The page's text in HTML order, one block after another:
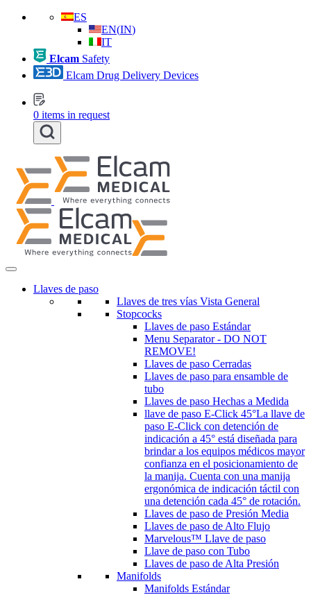
ES
EN(IN)
IT
Elcam Safety
Elcam Drug Delivery Devices
0 items in request
Llaves de paso
Llaves de tres vías Vista General
Stopcocks
Llaves de paso Estándar
Menu Separator - DO NOT
REMOVE!
Llaves de paso Cerradas
Llaves de paso para ensamble de
tubo
Llaves de paso Hechas a Medida
llave de paso E-Click 45°La llave de
paso E-Click con detención de
indicación a 45° está diseñada para
brindar a los equipos médicos mayor
confianza en el posicionamiento de
la manija. Cuenta con una manija
ergonómica de indicación táctil con
una detención cada 45° de rotación.
Llaves de paso de Presión Media
Llaves de paso de Alto Flujo
Marvelous™ Llave de paso
Llave de paso con Tubo
Llaves de paso de Alta Presión
Manifolds
Manifolds Estándar